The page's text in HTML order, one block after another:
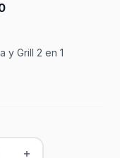
y Grill 2 en 1